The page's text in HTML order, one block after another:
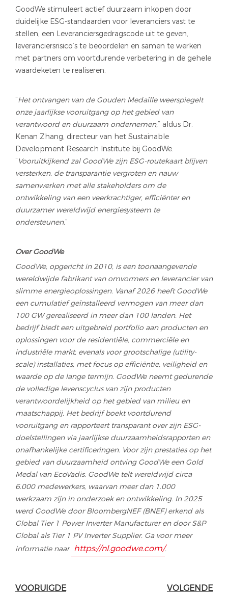
GoodWe stimuleert actief duurzaam inkopen door
duidelijke ESG-standaarden voor leveranciers vast te
stellen, een Leveranciersgedragscode uit te geven,
leveranciersrisico’s te beoordelen en samen te werken
met partners om voortdurende verbetering in de gehele
waardeketen te realiseren.
“Het ontvangen van de Gouden Medaille weerspiegelt
onze jaarlijkse vooruitgang op het gebied van
verantwoord en duurzaam ondernemen,” aldus Dr.
Kenan Zhang, directeur van het Sustainable
Development Research Institute bij GoodWe.
“Vooruitkijkend zal GoodWe zijn ESG-routekaart blijven
versterken, de transparantie vergroten en nauw
samenwerken met alle stakeholders om de
ontwikkeling van een veerkrachtiger, efficiënter en
duurzamer wereldwijd energiesysteem te
ondersteunen.”
Over GoodWe
GoodWe, opgericht in 2010, is een toonaangevende
wereldwijde fabrikant van omvormers en leverancier van
slimme energieoplossingen. Vanaf 2026 heeft GoodWe
een cumulatief geïnstalleerd vermogen van meer dan
100 GW gerealiseerd in meer dan 100 landen. Het
bedrijf biedt een uitgebreid portfolio aan producten en
oplossingen voor de residentiële, commerciële en
industriële markt, evenals voor grootschalige (utility-
scale) installaties, met focus op efficiëntie, veiligheid en
waarde op de lange termijn. GoodWe neemt gedurende
de volledige levenscyclus van zijn producten
verantwoordelijkheid op het gebied van milieu en
maatschappij. Het bedrijf boekt voortdurend
vooruitgang en rapporteert transparant over zijn ESG-
doelstellingen via jaarlijkse duurzaamheidsrapporten en
onafhankelijke certificeringen. Voor zijn prestaties op het
gebied van duurzaamheid ontving GoodWe een Gold
Medal van EcoVadis. GoodWe telt wereldwijd circa
6.000 medewerkers, waarvan meer dan 1.000
werkzaam zijn in onderzoek en ontwikkeling. In 2025
werd GoodWe door BloombergNEF (BNEF) erkend als
Global Tier 1 Power Inverter Manufacturer en door S&P
Global als Tier 1 PV Inverter Supplier. Ga voor meer
informatie naar https://nl.goodwe.com/.
VOORUIGDE VOLGENDE